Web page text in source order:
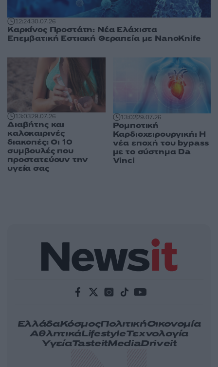
12:2430.07.26
Καρκίνος Προστάτη: Νέα Ελάχιστα
Επεμβατική Εστιακή Θεραπεία με NanoKnife
13:0329.07.26
Διαβήτης και
καλοκαιρινές
διακοπές: Οι 10
συμβουλές που
προστατεύουν την
υγεία σας
13:0229.07.26
Ρομποτική
Καρδιοχειρουργική: Η
νέα εποχή του bypass
με το σύστημα Da
Vinci
ΕλλάδαΚόσμοςΠολιτικήΟικονομία
ΑθλητικάLifestyleΤεχνολογία
ΥγείαTasteitMediaDriveit